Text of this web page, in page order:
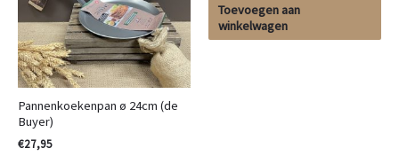
Pannenkoekenpan ø 24cm (de
Buyer)
€27,95
Toevoegen aan
winkelwagen